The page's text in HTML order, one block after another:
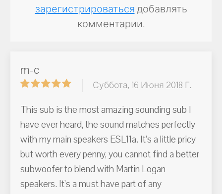
зарегистрироватьсядобавлять
комментарии.
m-c
Суббота, 16 Июня 2018 Г.
This sub is the most amazing sounding sub I
have ever heard, the sound matches perfectly
with my main speakers ESL11a. It’s a little pricy
but worth every penny, you cannot find a better
subwoofer to blend with Martin Logan
speakers. It’s a must have part of any